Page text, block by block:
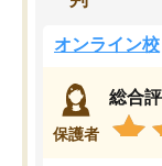
オンライン校
保護者
総合